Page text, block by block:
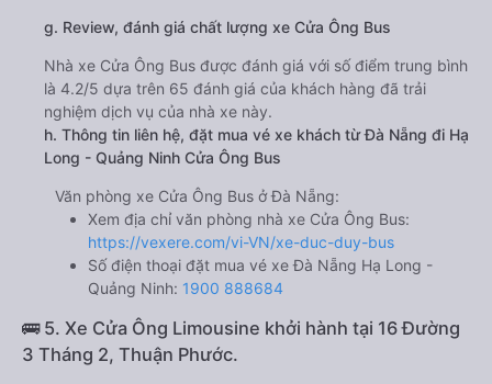
g. Review, đánh giá chất lượng xe Cửa Ông Bus
Nhà xe Cửa Ông Bus được đánh giá với số điểm trung bình
là 4.2/5 dựa trên 65 đánh giá của khách hàng đã trải
nghiệm dịch vụ của nhà xe này.
h. Thông tin liên hệ, đặt mua vé xe khách từ Đà Nẵng đi Hạ
Long - Quảng Ninh Cửa Ông Bus
Văn phòng xe Cửa Ông Bus ở Đà Nẵng:
Xem địa chỉ văn phòng nhà xe Cửa Ông Bus:
https://vexere.com/vi-VN/xe-duc-duy-bus
Số điện thoại đặt mua vé xe Đà Nẵng Hạ Long -
Quảng Ninh: 1900 888684
🚌 5. Xe Cửa Ông Limousine khởi hành tại 16 Đường
3 Tháng 2, Thuận Phước.